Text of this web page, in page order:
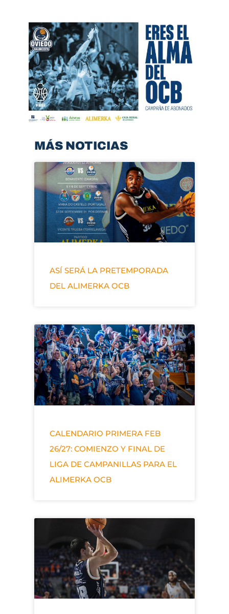
MÁS NOTICIAS
ASÍ SERÁ LA PRETEMPORADA
DEL ALIMERKA OCB
CALENDARIO PRIMERA FEB
26/27: COMIENZO Y FINAL DE
LIGA DE CAMPANILLAS PARA EL
ALIMERKA OCB